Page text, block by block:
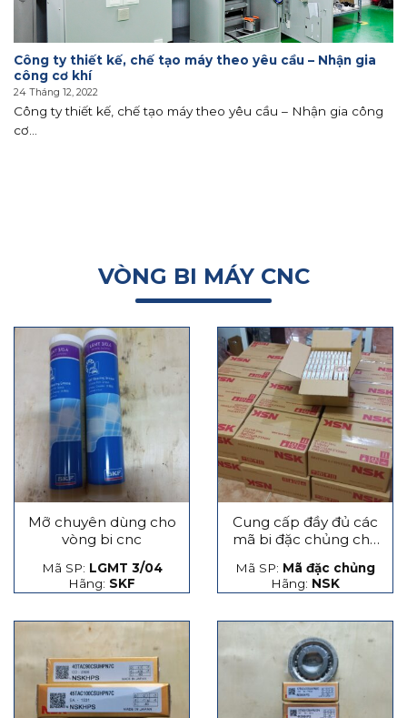
Công ty thiết kế, chế tạo máy theo yêu cầu – Nhận gia
công cơ khí
24 Tháng 12, 2022
Công ty thiết kế, chế tạo máy theo yêu cầu – Nhận gia công
cơ...
VÒNG BI MÁY CNC
Mỡ chuyên dùng cho
vòng bi cnc
Mã SP: LGMT 3/04
Hãng: SKF
Cung cấp đầy đủ các
mã bi đặc chủng cho
Mã SP: Mã đặc chủng
Hãng: NSK